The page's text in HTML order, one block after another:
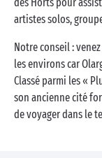
artistes solos,
Notre conseil :
les environs car
Classé parmi les «
son ancienne cité
de voyager dans le